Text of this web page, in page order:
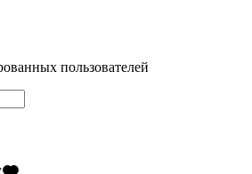
пользователей